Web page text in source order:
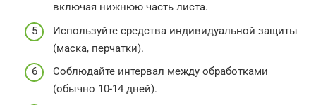
включая нижнюю часть листа.
Используйте средства индивидуальной защиты
(маска, перчатки).
Соблюдайте интервал между обработками
(обычно 10-14 дней).